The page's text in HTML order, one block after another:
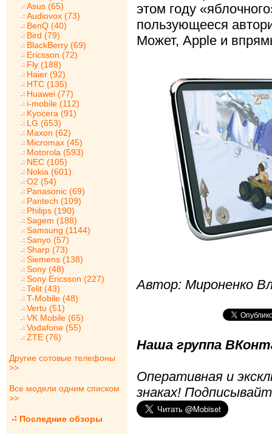
Asus (65)
Audiovox (73)
BenQ (40)
Bird (79)
BlackBerry (69)
Ericsson (72)
Fly (188)
Haier (92)
HTC (135)
Huawei (77)
i-mobile (112)
Kyocera (91)
LG (653)
Maxon (62)
Micromax (45)
Motorola (593)
NEC (105)
Nokia (601)
O2 (54)
Panasonic (69)
Pantech (109)
Philips (190)
Sagem (188)
Samsung (1144)
Sanyo (57)
Sharp (73)
Siemens (138)
Sony (48)
Sony Ericsson (227)
Telit (43)
T-Mobile (48)
Vertu (51)
VK Mobile (65)
Vodafone (55)
ZTE (76)
Другие сотовые телефоны
>>
Все модели одним списком
>>
Последние обзоры
этом году
пользующееся
Может, Apple и
Автор: Мироненко
Наша группа
Оперативная и
знаках!